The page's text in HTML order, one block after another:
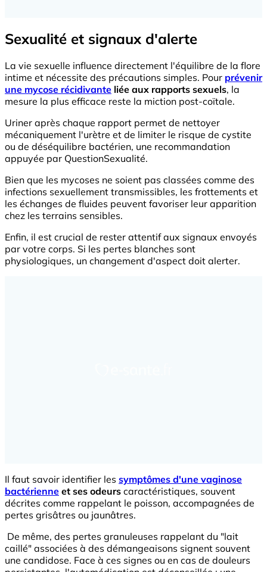
Sexualité et signaux d'alerte
La vie sexuelle influence directement l'équilibre de la flore
intime et nécessite des précautions simples. Pour prévenir
une mycose récidivante liée aux rapports sexuels, la
mesure la plus efficace reste la miction post-coïtale.
Uriner après chaque rapport permet de nettoyer
mécaniquement l'urètre et de limiter le risque de cystite
ou de déséquilibre bactérien, une recommandation
appuyée par QuestionSexualité.
Bien que les mycoses ne soient pas classées comme des
infections sexuellement transmissibles, les frottements et
les échanges de fluides peuvent favoriser leur apparition
chez les terrains sensibles.
Enfin, il est crucial de rester attentif aux signaux envoyés
par votre corps. Si les pertes blanches sont
physiologiques, un changement d'aspect doit alerter.
Il faut savoir identifier les symptômes d'une vaginose
bactérienne et ses odeurs caractéristiques, souvent
décrites comme rappelant le poisson, accompagnées de
pertes grisâtres ou jaunâtres.
De même, des pertes granuleuses rappelant du "lait
caillé" associées à des démangeaisons signent souvent
une candidose. Face à ces signes ou en cas de douleurs